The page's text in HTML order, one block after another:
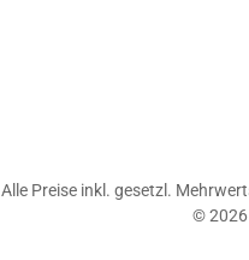
Alle Preise inkl. gesetzl.
© 2026